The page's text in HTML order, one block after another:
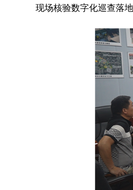
现场核验数字化巡查落